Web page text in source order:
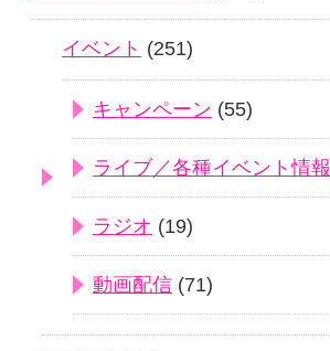
イベント (251)
キャンペーン (55)
ライブ／各種イベント情報
ラジオ (19)
動画配信 (71)